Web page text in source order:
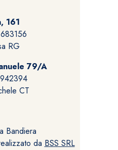
161
RG
79/A
CT
Bandiera
da BSS SRL